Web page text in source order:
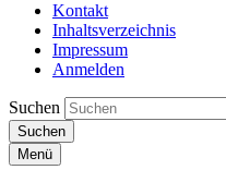
Kontakt
Inhaltsverzeichnis
Impressum
Anmelden
Suchen
Suchen
Menü